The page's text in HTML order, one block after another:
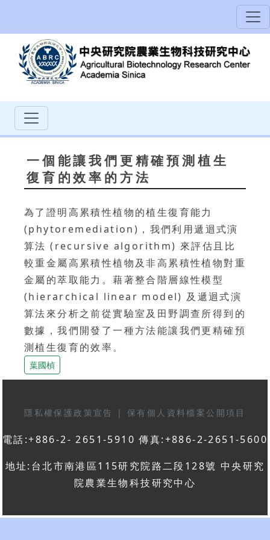
一個能讓我們更精確預測植生
復育的效率的方法
為了證明高累積性植物的植生復育能力
(phytoremediation)，我們利用遞迴式演
算法 (recursive algorithm) 來評估且比
較重金屬高累積性植物及非高累積性植物對重
金屬的萃取能力。藉著整合階層線性模型
(hierarchical linear model) 及遞迴式演
算法來分析之前從實驗室及田野調查所得到的
數據，我們開發了一種方法能讓我們更精確預
測植生復育的效率。
葉國楨
隱私權保護政策宣告 | 保有個人資料檔案公開項目
電話:+886-2- 2651-5910 傳真:+886-2-2651-5600
地址:台北市南港區115研究院路二段128號 中央研究
院農業生物科技研究中心